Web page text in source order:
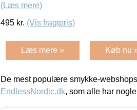
(Læs mere)
495 kr. (Vis fragtpris)
Læs mere » Køb nu
De mest populære smykke-
EndlessNordic.dk, som alle har